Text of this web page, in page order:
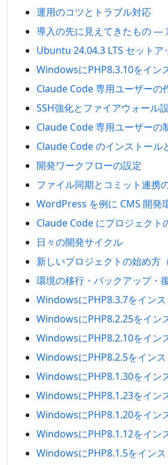
運用のコツとトラブル対応
導入の先に見えてきたもの —
Ubuntu 24.04.3 LTS セットア
WindowsにPHP8.3.10をイン
Claude Code 専用ユーザーの
SSH強化とファイアウォール
Claude Code 専用ユーザーの
Claude Code のインストール
開発ワークフローの設定
ファイル同期とコミット連携
WordPress を例に CMS 開発
Claude Code にプロジェクト
日々の開発サイクル
新しいプロジェクトの始め方
環境の移行・バックアップ・
WindowsにPHP8.3.7をイン
WindowsにPHP8.2.25をイン
WindowsにPHP8.2.10をイン
WindowsにPHP8.2.5をイン
WindowsにPHP8.1.30をイン
WindowsにPHP8.1.23をイン
WindowsにPHP8.1.20をイン
WindowsにPHP8.1.12をイン
WindowsにPHP8.1.5をイン